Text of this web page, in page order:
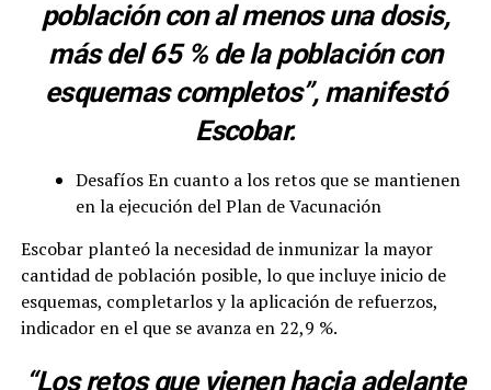
población con al menos una dosis,
más del 65 % de la población con
esquemas completos”, manifestó
Escobar.
Desafíos En cuanto a los retos que se mantienen
en la ejecución del Plan de Vacunación
Escobar planteó la necesidad de inmunizar la mayor
cantidad de población posible, lo que incluye inicio de
esquemas, completarlos y la aplicación de refuerzos,
indicador en el que se avanza en 22,9 %.
“Los retos que vienen hacia adelante